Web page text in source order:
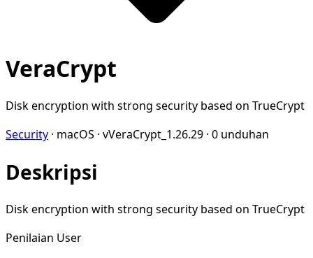
VeraCrypt
Disk encryption with strong security based on TrueCrypt
Security · macOS · vVeraCrypt_1.26.29 · 0 unduhan
Deskripsi
Disk encryption with strong security based on TrueCrypt
Penilaian User